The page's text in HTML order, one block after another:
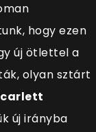
hogy ezen
új ötlettel a
olyan sztárt
új irányba